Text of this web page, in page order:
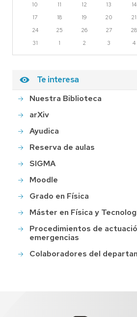
10
11 12 13 14
17
18 19 20 21
24
25 26 27 28
31
1 2 3 4
Te interesa
Nuestra Biblioteca
arXiv
Ayudica
Reserva de aulas
SIGMA
Moodle
Grado en Física
Máster en Física y
Procedimientos de
emergencias
Colaboradores del